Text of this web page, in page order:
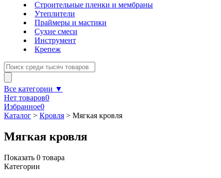
Строительные пленки и мембраны
Утеплители
Праймеры и мастики
Сухие смеси
Инструмент
Крепеж
Все категории ▼
Нет товаров0
Избранное0
Каталог > Кровля > Мягкая кровля
Мягкая кровля
Показать 0 товара
Категории